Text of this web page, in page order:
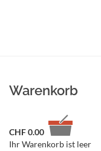
Warenkorb
CHF0.00
Ihr Warenkorb ist leer